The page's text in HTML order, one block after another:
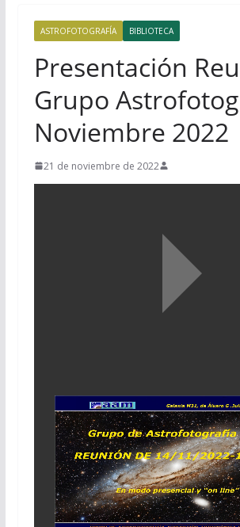
ASTROFOTOGRAFÍA BIBLIOTECA
Presentación
Grupo
Noviembre 2022
21 de noviembre de 2022